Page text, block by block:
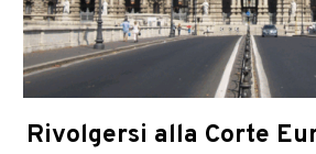
Rivolgersi alla Corte